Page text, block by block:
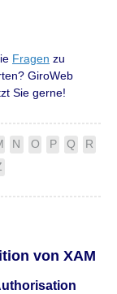
Fragen zu
GiroWeb
Sie gerne!
N O P Q
R
von XAM